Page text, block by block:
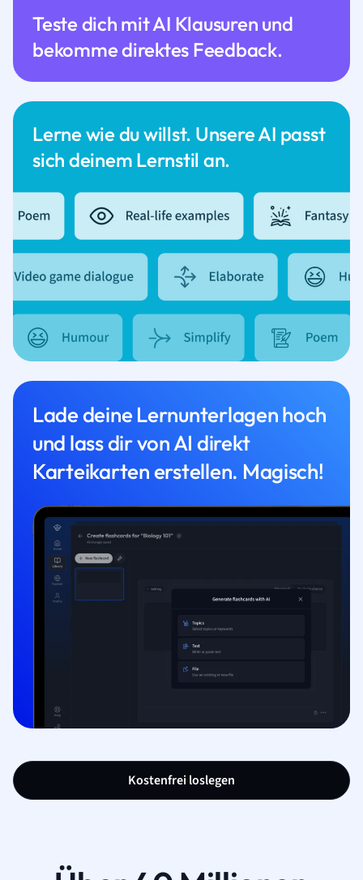
Lerne wie du willst. Unsere AI passt
sich deinem Lernstil an.
Teste dich mit AI Klausuren und
bekomme direktes Feedback.
Lade deine Lernunterlagen hoch
und lass dir von AI direkt
Karteikarten erstellen. Magisch!
Kostenfrei loslegen